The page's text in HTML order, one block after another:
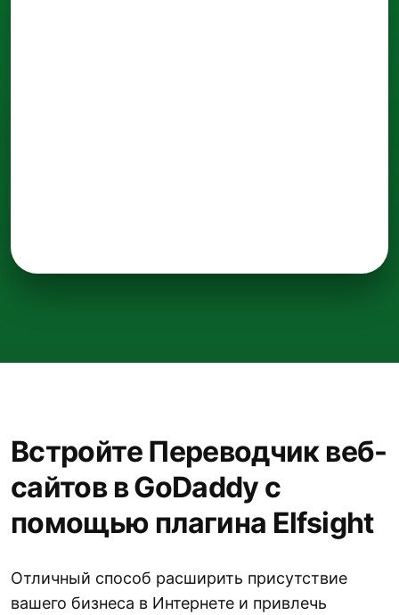
Встройте Переводчик веб-
сайтов в GoDaddy с
помощью плагина Elfsight
Отличный способ расширить присутствие
вашего бизнеса в Интернете и привлечь